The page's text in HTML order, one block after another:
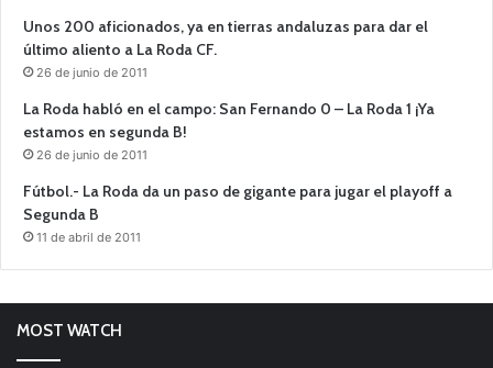
Unos 200 aficionados, ya en tierras andaluzas para dar el
último aliento a La Roda CF.
26 de junio de 2011
La Roda habló en el campo: San Fernando 0 – La Roda 1 ¡Ya
estamos en segunda B!
26 de junio de 2011
Fútbol.- La Roda da un paso de gigante para jugar el playoff a
Segunda B
11 de abril de 2011
MOST WATCH